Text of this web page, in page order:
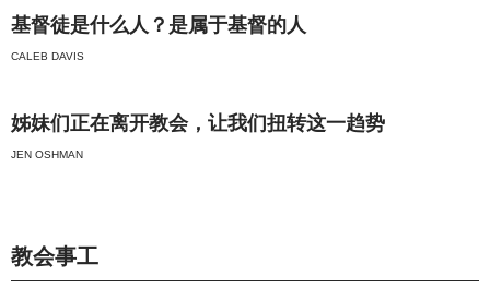
基督徒是什么人？是属于基督的人
CALEB DAVIS
姊妹们正在离开教会，让我们扭转这一趋势
JEN OSHMAN
教会事工